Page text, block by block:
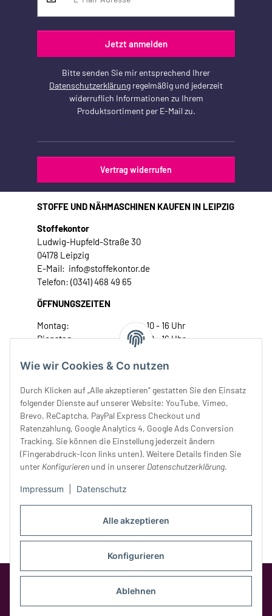
Alle akzeptieren
Konfigurieren
Ablehnen
Wie wir Cookies & Co nutzen
Durch Klicken auf „Alle akzeptieren“ gestatten Sie den Einsatz
folgender Dienste auf unserer Website: YouTube, Vimeo,
Brevo, ReCaptcha, PayPal Express Checkout und
Ratenzahlung, Google Analytics 4, Google Ads Conversion
Tracking. Sie können die Einstellung jederzeit ändern
(Fingerabdruck-Icon links unten). Weitere Details finden Sie
unter Konfigurieren und in unserer Datenschutzerklärung.
Impressum Datenschutz
Jetzt anmelden
Bitte senden Sie mir entsprechend Ihrer
Datenschutzerklärung regelmäßig und jederzeit
widerruflich Informationen zu Ihrem
Produktsortiment per E-Mail zu.
Vertrag widerrufen
STOFFE UND NÄHMASCHINEN KAUFEN IN LEIPZIG
Stoffekontor
Ludwig-Hupfeld-Straße 30
04178 Leipzig
E-Mail: info@stoffekontor.de
Telefon: (0341) 468 49 65
ÖFFNUNGSZEITEN
Montag:
10 - 16 Uhr
Dienstag:
10 - 16 Uhr
Donnerstag:
10 - 18 Uhr
Samstag:
10 - 14 Uhr
Unser Service
Rechtliches
Google Analytics deaktivierenStatus: